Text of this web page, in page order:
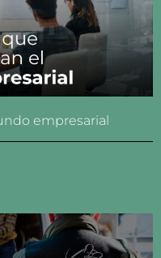
empresarial